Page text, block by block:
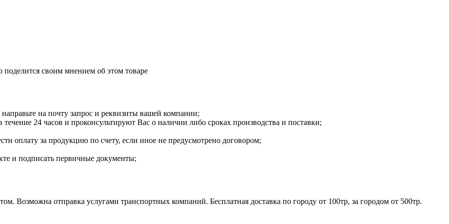
своим мнением об этом товаре
на почту запрос и реквизиты вашей компании;
24 часов и проконсультируют Вас о наличии либо сроках производства и поставки;
оплату за продукцию по счету, если иное не предусмотрено договором;
и подписать первичные документы;
Возможна отправка услугами транспортных компаний. Бесплатная доставка по городу от 100тр, за городом от 500тр.